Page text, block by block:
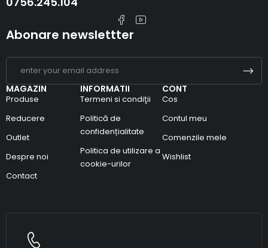
MAGAZIN
Produse
Reducere
Outlet
Despre noi
Contact
INFORMATII
Termeni si condiţii
Politică de
confidențialitate
Politica de utilizare a
cookie-urilor
CONT
Cos
Contul meu
Comenzile mele
Wishlist
Abonare newslettter